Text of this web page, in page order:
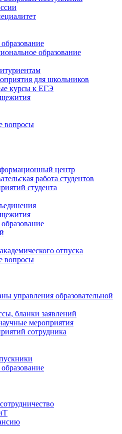
образование
для школьников
курсы к ЕГЭ
вопросы
центр
работа студентов
студента
отпуска
вопросы
управления образовательной
бланки заявлений
мероприятия
сотрудника